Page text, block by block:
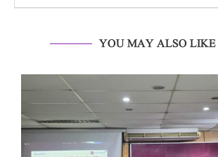
YOU MAY ALSO LIKE